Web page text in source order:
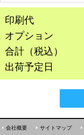
印刷代
オプション
合計（税込）
出荷予定日
会社概要 サイトマップ